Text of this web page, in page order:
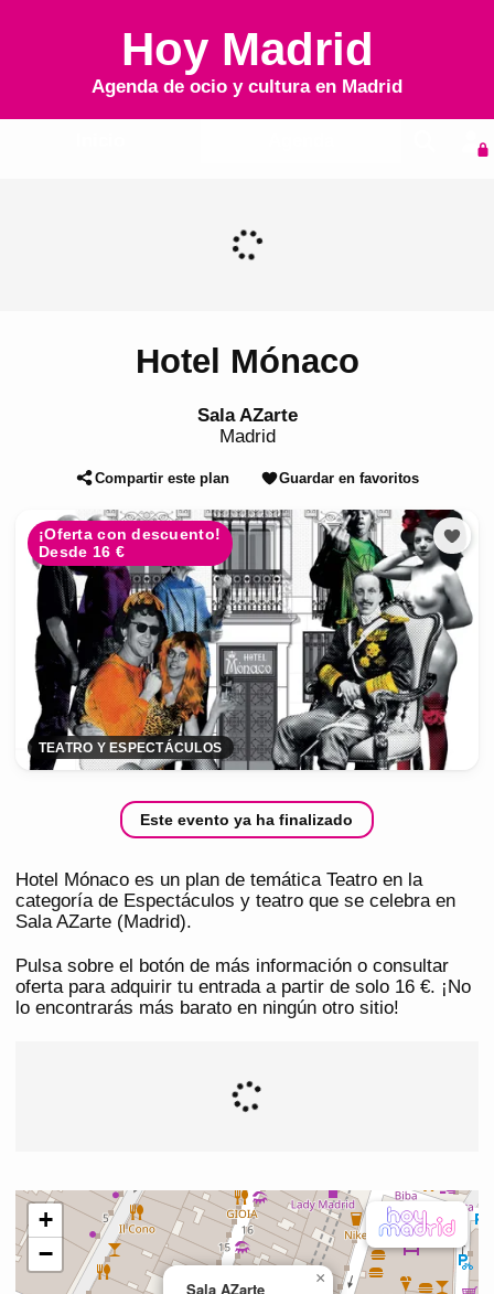
Hoy Madrid
Agenda de ocio y cultura en Madrid
Hotel Mónaco
Sala AZarte
Madrid
Compartir este plan Guardar en favoritos
¡Oferta con descuento!
Desde 16 €
TEATRO Y ESPECTÁCULOS
Este evento ya ha finalizado
Hotel Mónaco es un plan de temática Teatro en la
categoría de Espectáculos y teatro que se celebra en
Sala AZarte (Madrid).
Pulsa sobre el botón de más información o consultar
oferta para adquirir tu entrada a partir de solo 16 €. ¡No
lo encontrarás más barato en ningún otro sitio!